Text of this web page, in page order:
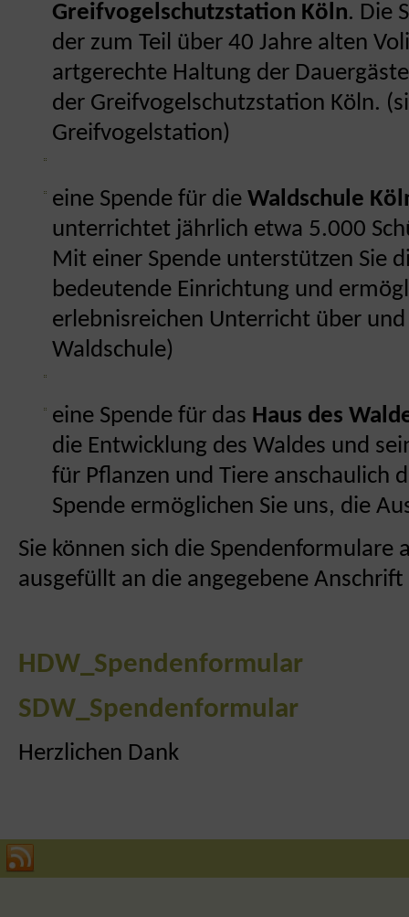
Greifvogelschutzstation Köln. Die
der zum Teil über 40 Jahre alten
artgerechte Haltung der
der Greifvogelschutzstation Köln.
Greifvogelstation)
eine Spende für die Waldschule
unterrichtet jährlich etwa 5.000
Mit einer Spende unterstützen Sie
bedeutende Einrichtung und
erlebnisreichen Unterricht über
Waldschule)
eine Spende für das Haus des
die Entwicklung des Waldes und
für Pflanzen und Tiere anschaulich
Spende ermöglichen Sie uns, die
Sie können sich die
ausgefüllt an die angegebene Anschrift
HDW_Spendenformular
SDW_Spendenformular
Herzlichen Dank